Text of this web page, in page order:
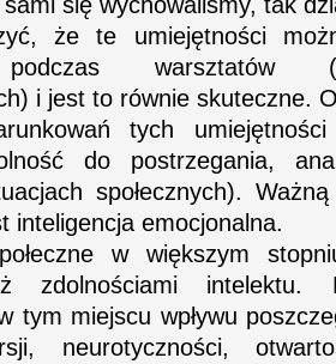
że te umiejętności
warsztatów
i jest to równie skuteczne.
tych
do postrzegania,
społecznych).
inteligencja emocjonalna.
w większym
zdolnościami intelektu.
tym miejscu wpływu
neurotyczności,